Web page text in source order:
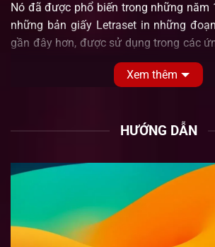
Nó đã được phổ biến trong những năm
những bản giấy Letraset in những
gần đây hơn, được sử dụng trong các
như Aldus PageMaker.
đọc và rõ nghĩa dễ gây rối trí và cản
với đoạn văn bản chỉ gồm nội dung
dung, nội dung” là nó khiến văn bản
thường hơn. Nhiều phần mềm thiết kế
dàn trang ngày nay đã sử dụng
văn bản giả, và nếu bạn thử tìm các
Xem thêm
HƯỚNG DẪN